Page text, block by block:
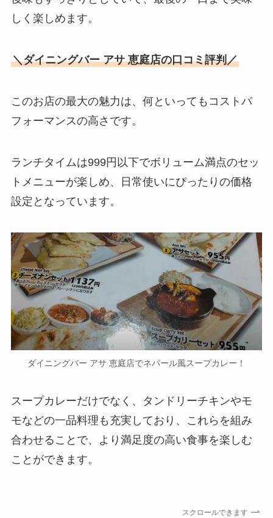
しく楽しめます。
＼ダイニングバー アサ 恵庭店の口コミ評判／
このお店の最大の魅力は、何といってもコストパ
フォーマンスの高さです。
ランチタイムは999円以下でボリューム満点のセッ
トメニューが楽しめ、日常使いにぴったりの価格
設定となっています。
ダイニングバー アサ 恵庭店でネパール風スープカレー！
スープカレーだけでなく、タンドリーチキンやモ
モなどの一品料理も充実しており、これらを組み
合わせることで、より満足度の高い食事を楽しむ
ことができます。
スクロールできます